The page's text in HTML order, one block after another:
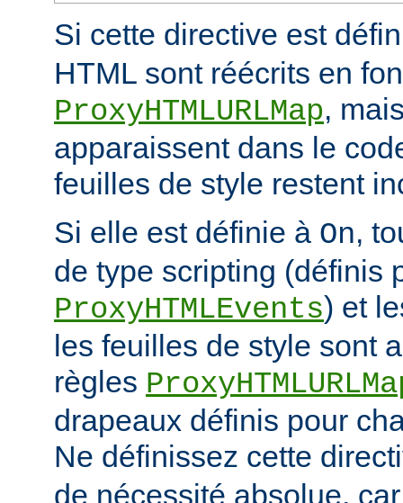
Si cette directive est
HTML sont réécrits en
ProxyHTMLURLMap,
apparaissent dans le
feuilles de style restent
Si elle est définie à On,
de type scripting (définis
ProxyHTMLEvents) et
les feuilles de style sont
règles
drapeaux définis pour
Ne définissez cette
de nécessité absolue,